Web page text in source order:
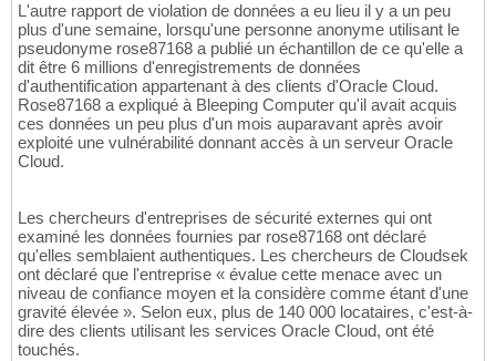
L'autre rapport de violation de données a eu lieu il y a un peu
plus d'une semaine, lorsqu'une personne anonyme utilisant le
pseudonyme rose87168 a publié un échantillon de ce qu'elle a
dit être 6 millions d'enregistrements de données
d'authentification appartenant à des clients d'Oracle Cloud.
Rose87168 a expliqué à Bleeping Computer qu'il avait acquis
ces données un peu plus d'un mois auparavant après avoir
exploité une vulnérabilité donnant accès à un serveur Oracle
Cloud.
Les chercheurs d'entreprises de sécurité externes qui ont
examiné les données fournies par rose87168 ont déclaré
qu'elles semblaient authentiques. Les chercheurs de Cloudsek
ont déclaré que l'entreprise « évalue cette menace avec un
niveau de confiance moyen et la considère comme étant d'une
gravité élevée ». Selon eux, plus de 140 000 locataires, c'est-à-
dire des clients utilisant les services Oracle Cloud, ont été
touchés.